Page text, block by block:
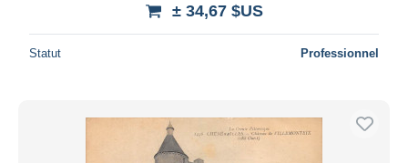
± 34,67 $US
Statut Professionnel